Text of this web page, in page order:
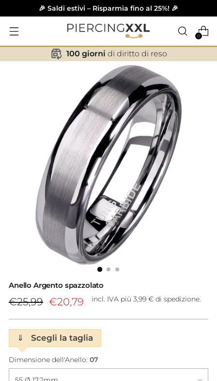
🎉 Saldi estivi – Risparmia fino al 25%! 🎉
0
✕
100 giorni di diritto di reso
Anello Argento spazzolato
Prezzo
listino
€25,99 €20,79 incl. IVA più 3,99 € di spedizione.
⇓ Scegli la taglia
Dimensione dell'Anello: 07